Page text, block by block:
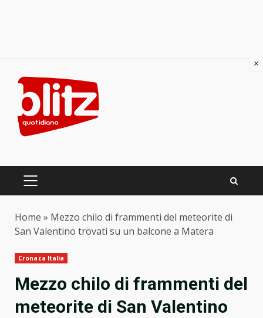
content
PRIMARY
Home » Mezzo chilo di frammenti del meteorite di
San Valentino trovati su un balcone a Matera
Cronaca Italia
Mezzo chilo di frammenti del
meteorite di San Valentino
×